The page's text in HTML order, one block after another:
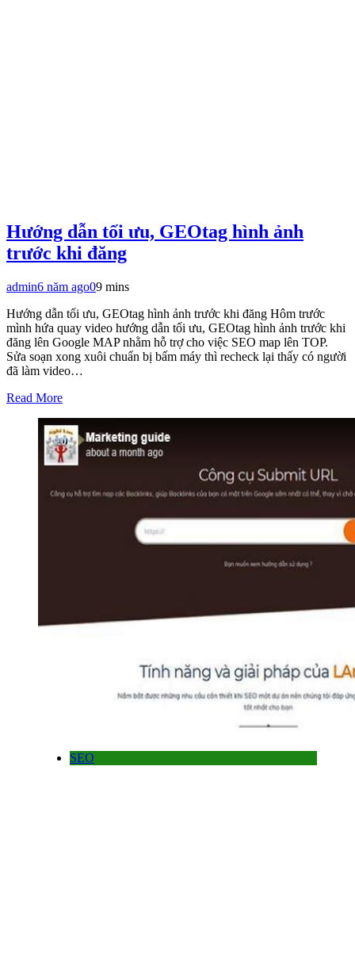
Hướng dẫn tối ưu, GEOtag hình ảnh
trước khi đăng
admin6 năm ago09 mins
Hướng dẫn tối ưu, GEOtag hình ảnh trước khi đăng Hôm trước
mình hứa quay video hướng dẫn tối ưu, GEOtag hình ảnh trước khi
đăng lên Google MAP nhằm hỗ trợ cho việc SEO map lên TOP.
Sửa soạn xong xuôi chuẩn bị bấm máy thì recheck lại thấy có người
đã làm video…
Read More
SEO